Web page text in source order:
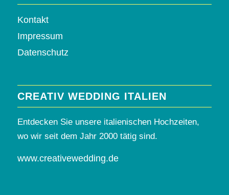
Kontakt
Impressum
Datenschutz
CREATIV WEDDING ITALIEN
Entdecken Sie unsere italienischen Hochzeiten,
wo wir seit dem Jahr 2000 tätig sind.
www.creativewedding.de